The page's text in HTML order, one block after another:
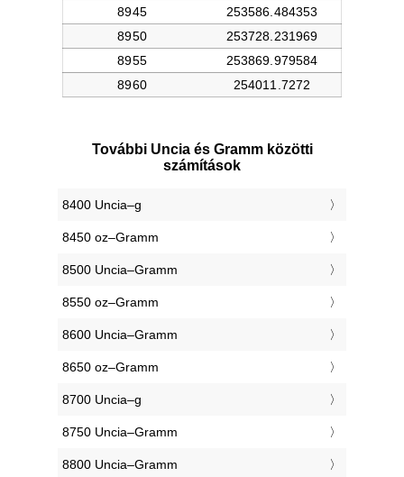
További Uncia és Gramm közötti
számítások
8400 Uncia–g
8450 oz–Gramm
8500 Uncia–Gramm
8550 oz–Gramm
8600 Uncia–Gramm
8650 oz–Gramm
8700 Uncia–g
8750 Uncia–Gramm
8800 Uncia–Gramm